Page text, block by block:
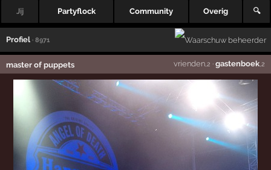
Jij Partyflock Community Overig 🔍
Profiel · 8971
master of puppets vrienden,2 · gastenboek,2